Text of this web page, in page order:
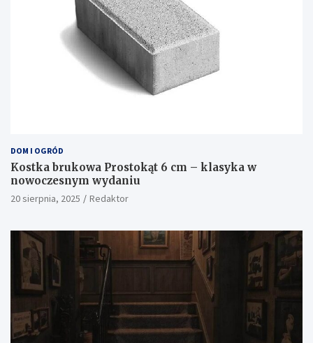
DOM I OGRÓD
Kostka brukowa Prostokąt 6 cm – klasyka w
nowoczesnym wydaniu
20 sierpnia, 2025 Redaktor